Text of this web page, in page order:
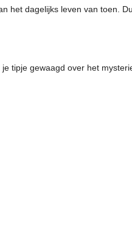
het dagelijks leven van toen.
tipje gewaagd over het